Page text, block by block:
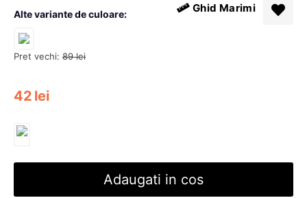
Pret vechi: 89 lei
42 lei
Alte variante de culoare: Ghid Marimi
Adaugati in cos